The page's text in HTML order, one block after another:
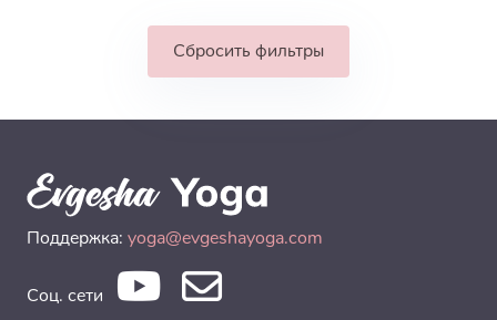
Сбросить фильтры
Поддержка: yoga@evgeshayoga.com
Соц. сети